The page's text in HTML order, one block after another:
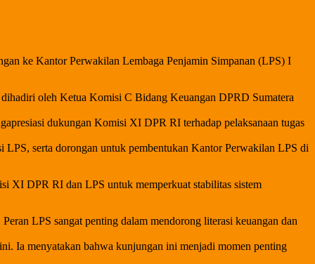
ke Kantor Perwakilan Lembaga Penjamin Simpanan (LPS) I
oleh Ketua Komisi C Bidang Keuangan DPRD Sumatera
dukungan Komisi XI DPR RI terhadap pelaksanaan tugas
LPS, serta dorongan untuk pembentukan Kantor Perwakilan LPS di
XI DPR RI dan LPS untuk memperkuat stabilitas sistem
LPS sangat penting dalam mendorong literasi keuangan dan
Ia menyatakan bahwa kunjungan ini menjadi momen penting